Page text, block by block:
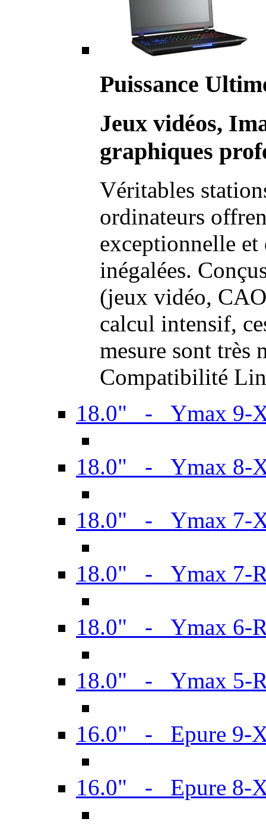
Puissance
Jeux vidéos,
graphiques
Véritables
ordinateurs
exceptionnelle et
inégalées.
(jeux vidéo,
calcul intensif,
mesure sont très
Compatibilité
18.0" - Ymax 9-
18.0" - Ymax 8-
18.0" - Ymax 7-
18.0" - Ymax 7-
18.0" - Ymax 6-
18.0" - Ymax 5-
16.0" - Epure 9-
16.0" - Epure 8-